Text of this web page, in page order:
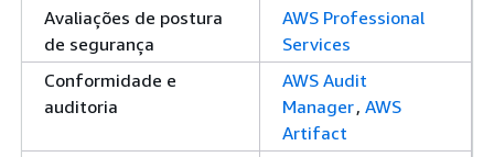
Avaliações de postura
de segurança
AWS Professional
Services
Conformidade e
auditoria
AWS Audit
Manager, AWS
Artifact